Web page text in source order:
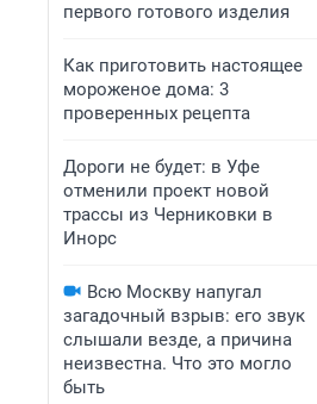
первого готового изделия
Как приготовить настоящее
мороженое дома: 3
проверенных рецепта
Дороги не будет: в Уфе
отменили проект новой
трассы из Черниковки в
Инорс
Всю Москву напугал
загадочный взрыв: его звук
слышали везде, а причина
неизвестна. Что это могло
быть